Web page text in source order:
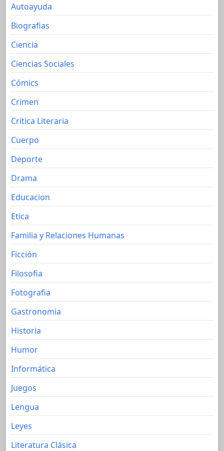
Autoayuda
Biografias
Ciencia
Ciencias Sociales
Cómics
Crimen
Crítica Literaria
Cuerpo
Deporte
Drama
Educacion
Etica
Familia y Relaciones Humanas
Ficción
Filosofia
Fotografia
Gastronomia
Historia
Humor
Informática
Juegos
Lengua
Leyes
Literatura Clásica